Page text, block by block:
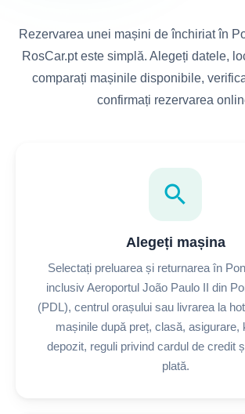
Rezervarea unei mașini de închiriat în
RosCar.pt este simplă. Alegeți datele,
comparați mașinile disponibile,
confirmați rezervarea
search
Alegeți mașina
Selectați preluarea și returnarea în
inclusiv Aeroportul João Paulo II din
(PDL), centrul orașului sau livrarea la
mașinile după preț, clasă, asigurare,
depozit, reguli privind cardul de credit
plată.